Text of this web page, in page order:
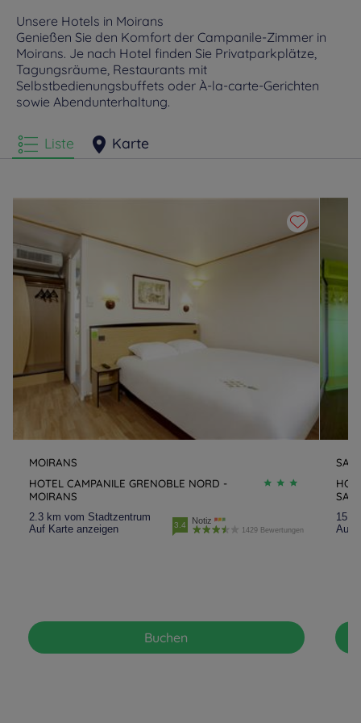
Unsere Hotels in Moirans
Genießen Sie den Komfort der Campanile-Zimmer in
Moirans. Je nach Hotel finden Sie Privatparkplätze,
Tagungsräume, Restaurants mit
Selbstbedienungsbuffets oder À-la-carte-Gerichten
sowie Abendunterhaltung.
Liste Karte
MOIRANS
HOTEL CAMPANILE GRENOBLE NORD -
MOIRANS
2.3 km vom Stadtzentrum
Auf Karte anzeigen
3.4 Notiz
1429 Bewertungen
Buchen
15.4
Auf